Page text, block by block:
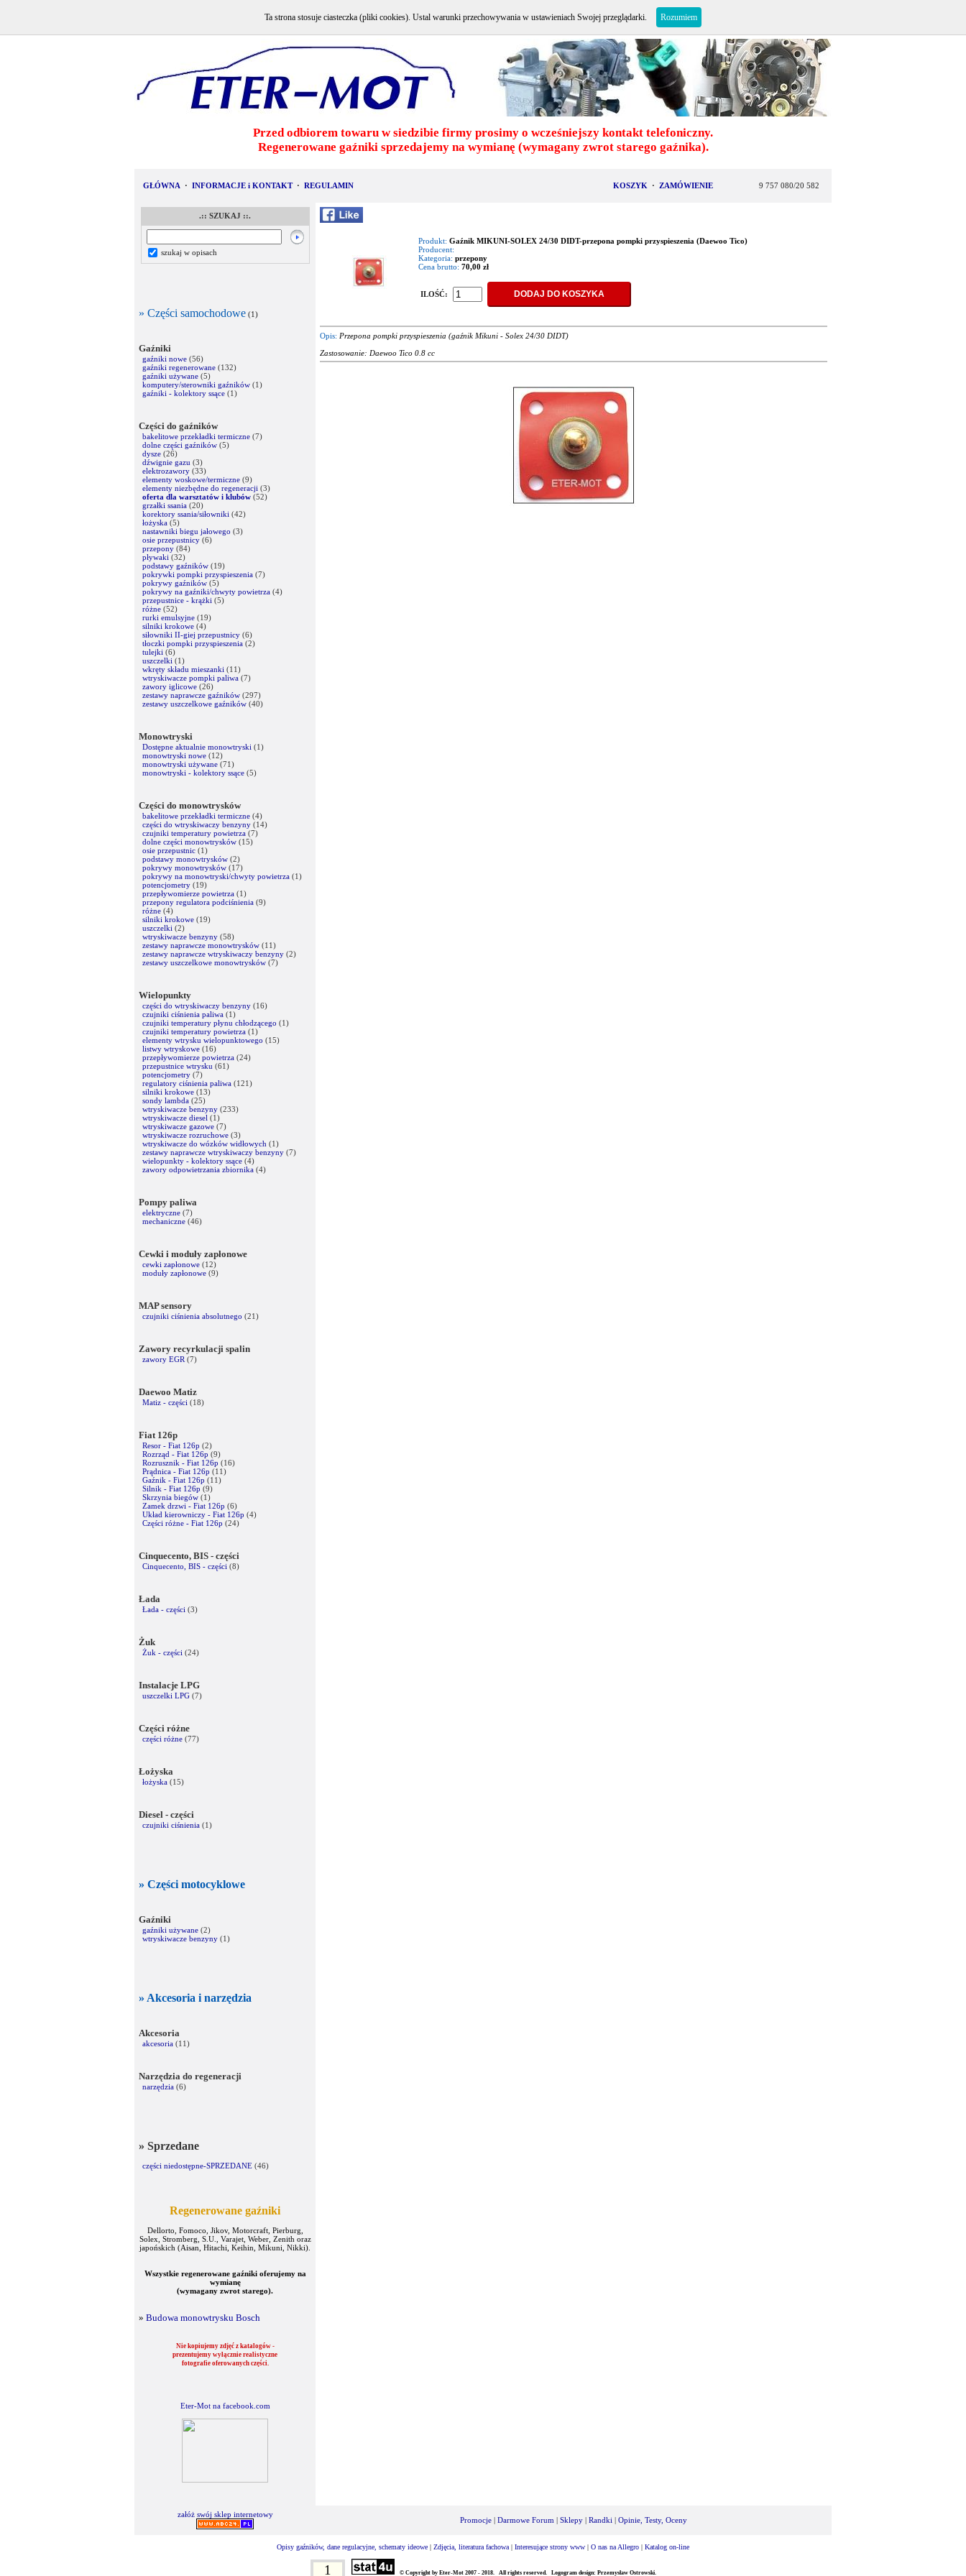
Przed odbiorem towaru w siedzibie firmy prosimy o wcześniejszy kontakt telefoniczny.
Regenerowane gaźniki sprzedajemy na wymianę (wymagany zwrot starego gaźnika).
GŁÓWNA · INFORMACJE i KONTAKT · REGULAMIN KOSZYK · ZAMÓWIENIE 9 757 080/20 582
.:: SZUKAJ ::.
szukaj w opisach
» Części samochodowe (1)
Gaźniki
gaźniki nowe (56)
gaźniki regenerowane (132)
gaźniki używane (5)
komputery/sterowniki gaźników (1)
gaźniki - kolektory ssące (1)
Części do gaźników
bakelitowe przekładki termiczne (7)
dolne części gaźników (5)
dysze (26)
dźwignie gazu (3)
elektrozawory (33)
elementy woskowe/termiczne (9)
elementy niezbędne do regeneracji (3)
oferta dla warsztatów i klubów (52)
grzałki ssania (20)
korektory ssania/siłowniki (42)
łożyska (5)
nastawniki biegu jałowego (3)
osie przepustnicy (6)
przepony (84)
pływaki (32)
podstawy gaźników (19)
pokrywki pompki przyspieszenia (7)
pokrywy gaźników (5)
pokrywy na gaźniki/chwyty powietrza (4)
przepustnice - krążki (5)
różne (52)
rurki emulsyjne (19)
silniki krokowe (4)
siłowniki II-giej przepustnicy (6)
tłoczki pompki przyspieszenia (2)
tulejki (6)
uszczelki (1)
wkręty składu mieszanki (11)
wtryskiwacze pompki paliwa (7)
zawory iglicowe (26)
zestawy naprawcze gaźników (297)
zestawy uszczelkowe gaźników (40)
Monowtryski
Dostępne aktualnie monowtryski (1)
monowtryski nowe (12)
monowtryski używane (71)
monowtryski - kolektory ssące (5)
Części do monowtrysków
bakelitowe przekładki termiczne (4)
części do wtryskiwaczy benzyny (14)
czujniki temperatury powietrza (7)
dolne części monowtrysków (15)
osie przepustnic (1)
podstawy monowtrysków (2)
pokrywy monowtrysków (17)
pokrywy na monowtryski/chwyty powietrza (1)
potencjometry (19)
przepływomierze powietrza (1)
przepony regulatora podciśnienia (9)
różne (4)
silniki krokowe (19)
uszczelki (2)
wtryskiwacze benzyny (58)
zestawy naprawcze monowtrysków (11)
zestawy naprawcze wtryskiwaczy benzyny (2)
zestawy uszczelkowe monowtrysków (7)
Wielopunkty
części do wtryskiwaczy benzyny (16)
czujniki ciśnienia paliwa (1)
czujniki temperatury płynu chłodzącego (1)
czujniki temperatury powietrza (1)
elementy wtrysku wielopunktowego (15)
listwy wtryskowe (16)
przepływomierze powietrza (24)
przepustnice wtrysku (61)
potencjometry (7)
regulatory ciśnienia paliwa (121)
silniki krokowe (13)
sondy lambda (25)
wtryskiwacze benzyny (233)
wtryskiwacze diesel (1)
wtryskiwacze gazowe (7)
wtryskiwacze rozruchowe (3)
wtryskiwacze do wózków widłowych (1)
zestawy naprawcze wtryskiwaczy benzyny (7)
wielopunkty - kolektory ssące (4)
zawory odpowietrzania zbiornika (4)
Pompy paliwa
elektryczne (7)
mechaniczne (46)
Cewki i moduły zapłonowe
cewki zapłonowe (12)
moduły zapłonowe (9)
MAP sensory
czujniki ciśnienia absolutnego (21)
Zawory recyrkulacji spalin
zawory EGR (7)
Daewoo Matiz
Matiz - części (18)
Fiat 126p
Resor - Fiat 126p (2)
Rozrząd - Fiat 126p (9)
Rozrusznik - Fiat 126p (16)
Prądnica - Fiat 126p (11)
Gaźnik - Fiat 126p (11)
Silnik - Fiat 126p (9)
Skrzynia biegów (1)
Zamek drzwi - Fiat 126p (6)
Układ kierowniczy - Fiat 126p (4)
Części różne - Fiat 126p (24)
Cinquecento, BIS - części
Cinquecento, BIS - części (8)
Łada
Łada - części (3)
Żuk
Żuk - części (24)
Instalacje LPG
uszczelki LPG (7)
Części różne
części różne (77)
Łożyska
łożyska (15)
Diesel - części
czujniki ciśnienia (1)
» Części motocyklowe
Gaźniki
gaźniki używane (2)
wtryskiwacze benzyny (1)
» Akcesoria i narzędzia
Akcesoria
akcesoria (11)
Narzędzia do regeneracji
narzędzia (6)
» Sprzedane
części niedostępne-SPRZEDANE (46)
Regenerowane gaźniki
Dellorto, Fomoco, Jikov, Motorcraft, Pierburg,
Solex, Stromberg, S.U., Varajet, Weber, Zenith oraz
japońskich (Aisan, Hitachi, Keihin, Mikuni, Nikki).
Wszystkie regenerowane gaźniki oferujemy na
wymianę
(wymagany zwrot starego).
» Budowa monowtrysku Bosch
Nie kopiujemy zdjęć z katalogów -
prezentujemy wyłącznie realistyczne
fotografie oferowanych części.
Eter-Mot na facebook.com
Produkt: Gaźnik MIKUNI-SOLEX 24/30 DIDT-przepona pompki przyspieszenia (Daewoo Tico)
Producent:
Kategoria: przepony
Cena brutto: 70,00 zł
ILOŚĆ:
Opis: Przepona pompki przyspieszenia (gaźnik Mikuni - Solex 24/30 DIDT)
Zastosowanie: Daewoo Tico 0.8 cc
załóż swój sklep internetowy
Promocje | Darmowe Forum | Sklepy | Randki | Opinie, Testy, Oceny
Opisy gaźników, dane regulacyjne, schematy ideowe | Zdjęcia, literatura fachowa | Interesujące strony www | O nas na Allegro | Katalog on-line
1 © Copyright by Eter-Mot 2007 - 2018. All rights reserved. Logogram design: Przemysław Ostrowski.
Ta strona stosuje ciasteczka (pliki cookies). Ustal warunki przechowywania w ustawieniach Swojej przeglądarki. Rozumiem